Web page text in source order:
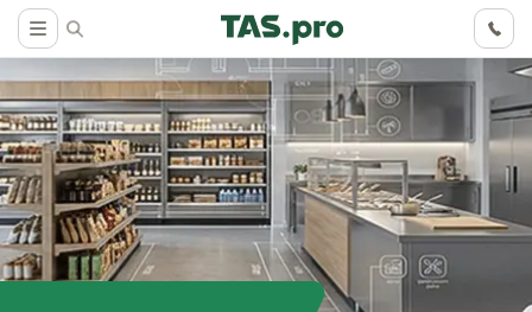
Оснащение
Ритейл (food)
Маркетинговые